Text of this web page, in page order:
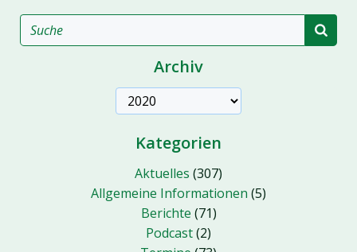
Archiv
Kategorien
Aktuelles (307)
Allgemeine Informationen (5)
Berichte (71)
Podcast(2)